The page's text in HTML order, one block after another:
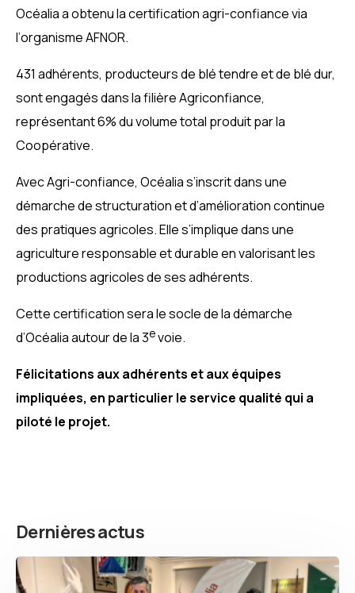
Océalia a obtenu la certification agri-confiance via
l’organisme AFNOR.
431 adhérents, producteurs de blé tendre et de blé dur,
sont engagés dans la filière Agriconfiance,
représentant 6% du volume total produit par la
Coopérative.
Avec Agri-confiance, Océalia s’inscrit dans une
démarche de structuration et d’amélioration continue
des pratiques agricoles. Elle s’implique dans une
agriculture responsable et durable en valorisant les
productions agricoles de ses adhérents.
Cette certification sera le socle de la démarche
d’Océalia autour de la 3evoie.
Félicitations aux adhérents et aux équipes
impliquées, en particulier le service qualité qui a
piloté le projet.
Dernières actus